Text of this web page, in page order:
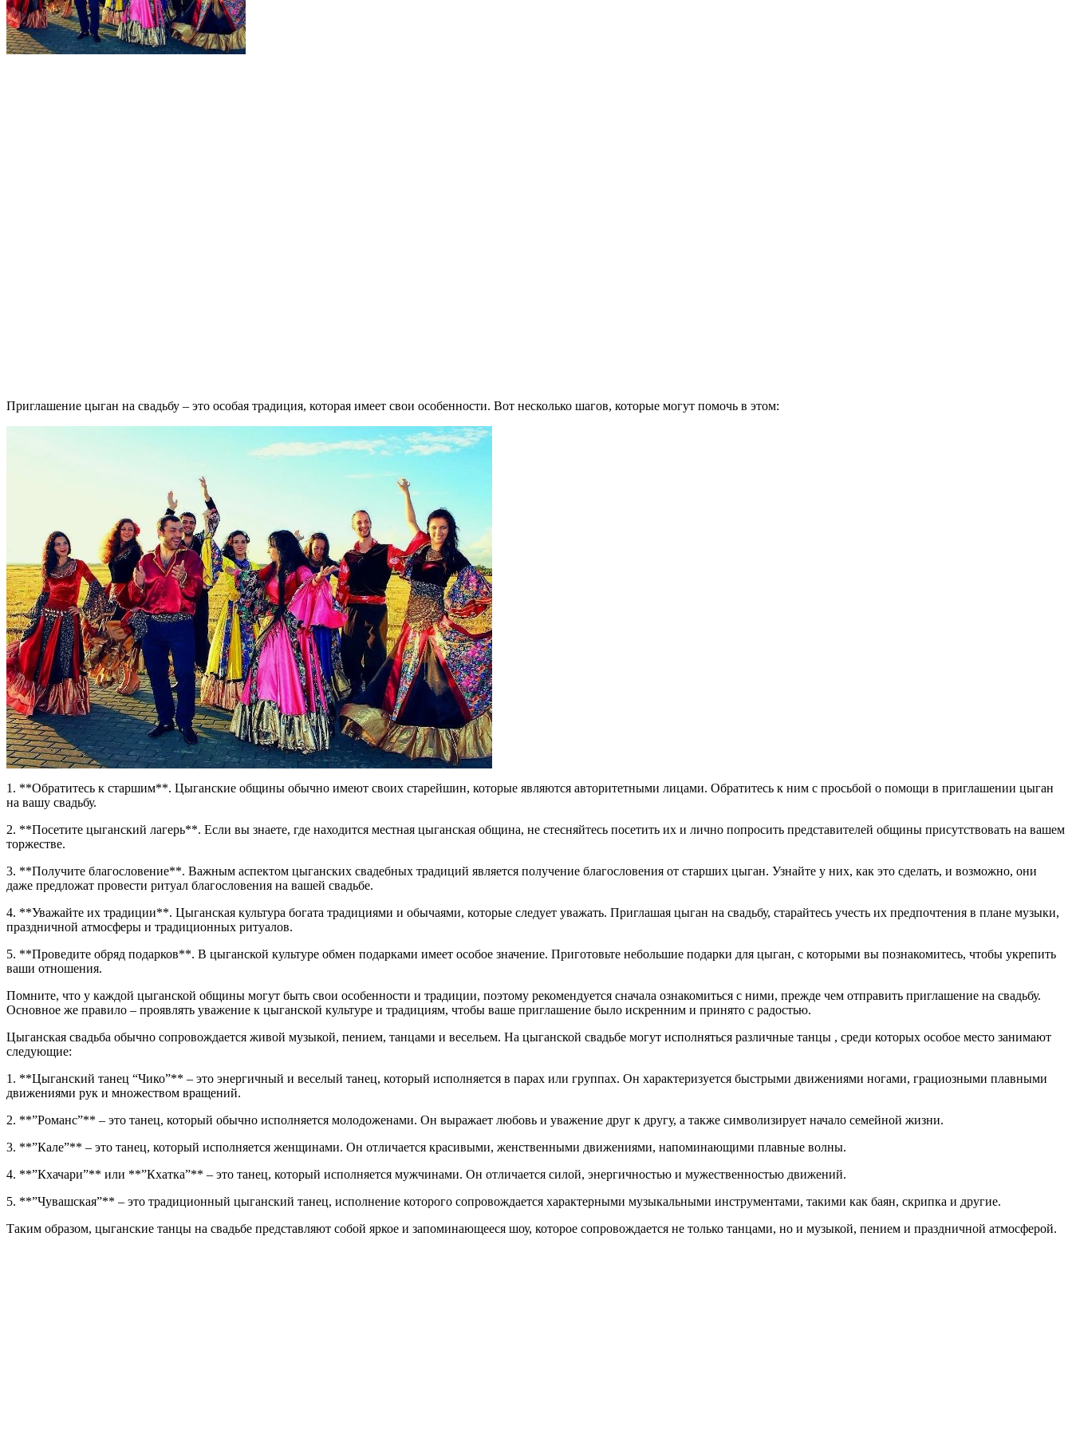
Приглашение цыган на свадьбу – это особая традиция, которая имеет свои особенности. Вот несколько шагов, которые могут помочь в этом:
1. **Обратитесь к старшим**. Цыганские общины обычно имеют своих старейшин, которые являются авторитетными лицами. Обратитесь к ним с просьбой о помощи в приглашении цыган
на вашу свадьбу.
2. **Посетите цыганский лагерь**. Если вы знаете, где находится местная цыганская община, не стесняйтесь посетить их и лично попросить представителей общины присутствовать на вашем
торжестве.
3. **Получите благословение**. Важным аспектом цыганских свадебных традиций является получение благословения от старших цыган. Узнайте у них, как это сделать, и возможно, они
даже предложат провести ритуал благословения на вашей свадьбе.
4. **Уважайте их традиции**. Цыганская культура богата традициями и обычаями, которые следует уважать. Приглашая цыган на свадьбу, старайтесь учесть их предпочтения в плане музыки,
праздничной атмосферы и традиционных ритуалов.
5. **Проведите обряд подарков**. В цыганской культуре обмен подарками имеет особое значение. Приготовьте небольшие подарки для цыган, с которыми вы познакомитесь, чтобы укрепить
ваши отношения.
Помните, что у каждой цыганской общины могут быть свои особенности и традиции, поэтому рекомендуется сначала ознакомиться с ними, прежде чем отправить приглашение на свадьбу.
Основное же правило – проявлять уважение к цыганской культуре и традициям, чтобы ваше приглашение было искренним и принято с радостью.
Цыганская свадьба обычно сопровождается живой музыкой, пением, танцами и весельем. На цыганской свадьбе могут исполняться различные танцы , среди которых особое место занимают
следующие:
1. **Цыганский танец “Чико”** – это энергичный и веселый танец, который исполняется в парах или группах. Он характеризуется быстрыми движениями ногами, грациозными плавными
движениями рук и множеством вращений.
2. **”Романс”** – это танец, который обычно исполняется молодоженами. Он выражает любовь и уважение друг к другу, а также символизирует начало семейной жизни.
3. **”Кале”** – это танец, который исполняется женщинами. Он отличается красивыми, женственными движениями, напоминающими плавные волны.
4. **”Кхачари”** или **”Кхатка”** – это танец, который исполняется мужчинами. Он отличается силой, энергичностью и мужественностью движений.
5. **”Чувашская”** – это традиционный цыганский танец, исполнение которого сопровождается характерными музыкальными инструментами, такими как баян, скрипка и другие.
Таким образом, цыганские танцы на свадьбе представляют собой яркое и запоминающееся шоу, которое сопровождается не только танцами, но и музыкой, пением и праздничной атмосферой.